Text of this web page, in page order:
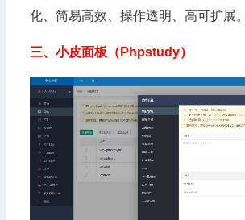
化、简易高效、操作透明、高可扩展。
三、小皮面板（Phpstudy）